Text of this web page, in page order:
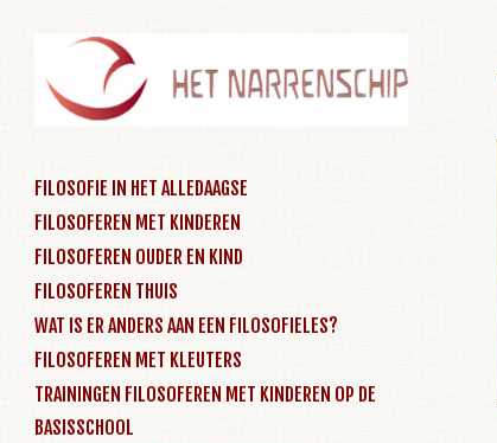
Menu
SKIP TO CONTENT
FILOSOFIE IN HET ALLEDAAGSE
FILOSOFEREN MET KINDEREN
FILOSOFEREN OUDER EN KIND
FILOSOFEREN THUIS
WAT IS ER ANDERS AAN EEN FILOSOFIELES?
FILOSOFEREN MET KLEUTERS
TRAININGEN FILOSOFEREN MET KINDEREN OP DE
BASISSCHOOL